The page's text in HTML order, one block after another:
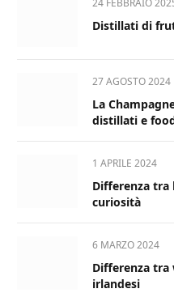
24 FEBBRAIO
Distillati di
27 AGOSTO 2024
La
distillati e
1 APRILE 2024
Differenza tra
curiosità
6 MARZO 2024
Differenza tra
irlandesi